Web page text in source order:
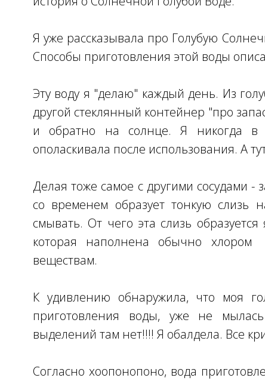
Я уже рассказывала про Голубую
Способы приготовления этой воды
Эту воду я "делаю" каждый день. Из
другой стеклянный контейнер "про
и обратно на солнце. Я никогда в
ополаскивала после использования. А
Делая тоже самое с другими сосудами -
со временем образует тонкую слизь
смывать. От чего эта слизь
которая наполнена обычно
веществам.
К удивлению обнаружила, что моя
приготовления воды, уже не
выделений там нет!!!! Я обалдела. Все
Согласно хоопонопоно, вода